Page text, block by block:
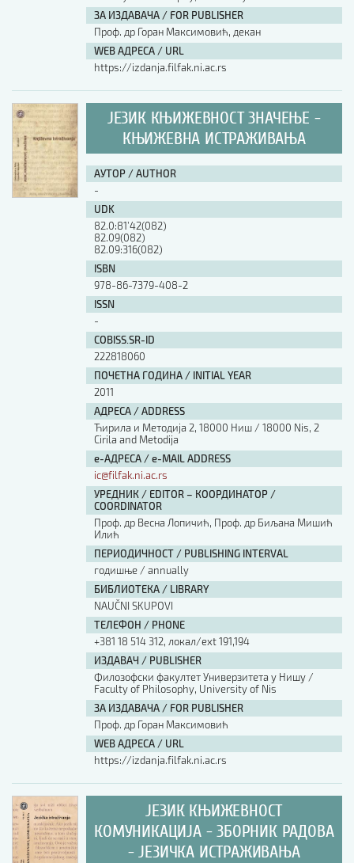
ЗА ИЗДАВАЧА / FOR PUBLISHER
Проф. др Горан Максимовић, декан
WEB АДРЕСА / URL
https://izdanja.filfak.ni.ac.rs
ЈЕЗИК КЊИЖЕВНОСТ ЗНАЧЕЊЕ -
КЊИЖЕВНА ИСТРАЖИВАЊА
АУТОР / AUTHOR
-
UDK
82.0:81’42(082)
82.09(082)
82.09:316(082)
ISBN
978-86-7379-408-2
ISSN
-
COBISS.SR-ID
222818060
ПОЧЕТНА ГОДИНА / INITIAL YEAR
2011
АДРЕСА / ADDRESS
Ћирила и Методија 2, 18000 Ниш / 18000 Nis, 2
Cirila and Metodija
е-АДРЕСА / e-MAIL ADDRESS
ic@filfak.ni.ac.rs
УРЕДНИК / EDITOR – КООРДИНАТОР /
COORDINATOR
Проф. др Весна Лопичић, Проф. др Биљана Мишић
Илић
ПЕРИОДИЧНОСТ / PUBLISHING INTERVAL
годишње / annually
БИБЛИОТЕКА / LIBRARY
NAUČNI SKUPOVI
ТЕЛЕФОН / PHONE
+381 18 514 312, локал/ext 191,194
ИЗДАВАЧ / PUBLISHER
Филозофски факултет Универзитета у Нишу /
Faculty of Philosophy, University of Nis
ЗА ИЗДАВАЧА / FOR PUBLISHER
Проф. др Горан Максимовић
WEB АДРЕСА / URL
https://izdanja.filfak.ni.ac.rs
ЈЕЗИК КЊИЖЕВНОСТ
КОМУНИКАЦИЈА - ЗБОРНИК РАДОВА
- ЈЕЗИЧКА ИСТРАЖИВАЊА